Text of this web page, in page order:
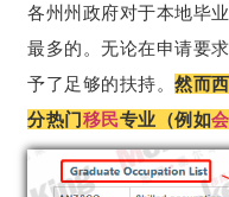
各州州政府对于本地毕
最多的。无论在申请要
予了足够的扶持。然而
分热门移民专业（例如